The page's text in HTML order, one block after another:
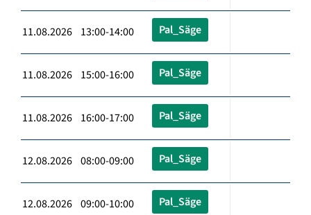
11.08.2026 13:00-14:00 Pal_Säge
11.08.2026 15:00-16:00 Pal_Säge
11.08.2026 16:00-17:00 Pal_Säge
12.08.2026 08:00-09:00 Pal_Säge
12.08.2026 09:00-10:00 Pal_Säge